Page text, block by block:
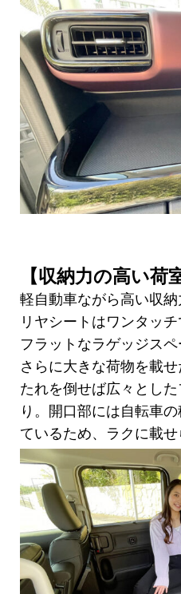
【収納力の高い荷
軽自動車ながら高い収納
リヤシートはワンタッ
フラットなラゲッジスペ
さらに大きな荷物を載
たれを倒せば広々とし
り。開口部には自転車
ているため、ラクに載せ